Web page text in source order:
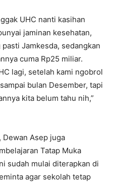
UHC nanti kasihan
jaminan kesehatan,
Jamkesda, sedangkan
cuma Rp25 miliar.
lagi, setelah kami ngobrol
bulan Desember, tapi
kita belum tahu nih,”
Dewan Asep juga
Tatap Muka
sudah mulai diterapkan di
agar sekolah tetap